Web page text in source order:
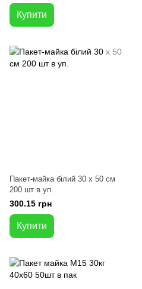
Купити
Пакет-майка білий 30 x 50 см
200 шт в уп.
300.15 грн
Купити